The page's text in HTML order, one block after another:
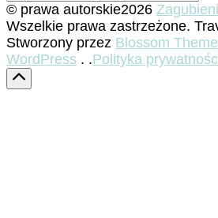
© prawa autorskie2026
Wszelkie prawa zastrzeżone.
Stworzony przez Blossom
WordPress . .Polityka